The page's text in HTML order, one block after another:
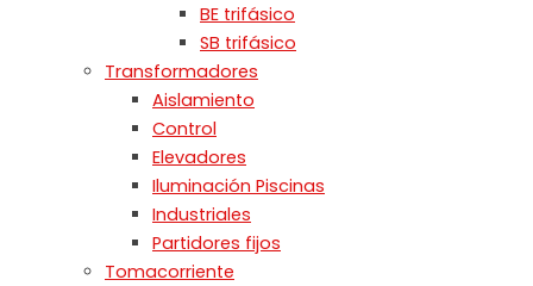
BE trifásico
SB trifásico
Transformadores
Aislamiento
Control
Elevadores
Iluminación Piscinas
Industriales
Partidores fijos
Tomacorriente